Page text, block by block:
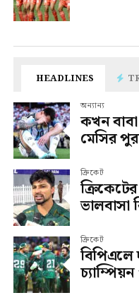
HEADLINES
অন্যান্য
কখন
মেসির
ক্রিকেট
ভালবাসা
ক্রিকেট